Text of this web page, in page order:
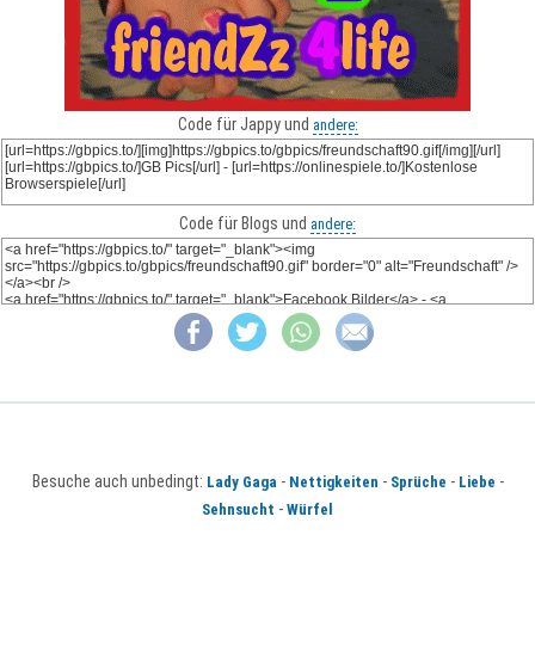
Code für Jappy und andere:
Code für Blogs und andere:
Besuche auch unbedingt: Lady Gaga - Nettigkeiten - Sprüche - Liebe -
Sehnsucht - Würfel